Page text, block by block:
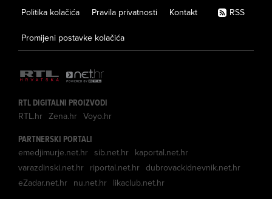
Politika kolačića Pravila privatnosti Kontakt
Promijeni postavke kolačića
RSS
RTL DIGITALNI PROIZVODI
RTL.hr Zena.hr Voyo.hr
PARTNERSKI PORTALI
emedjimurje.net.hr sib.net.hr kaportal.net.hr
varazdinski.net.hr riportal.net.hr dubrovackidnevnik.net.hr
eZadar.net.hr nu.net.hr likaclub.net.hr